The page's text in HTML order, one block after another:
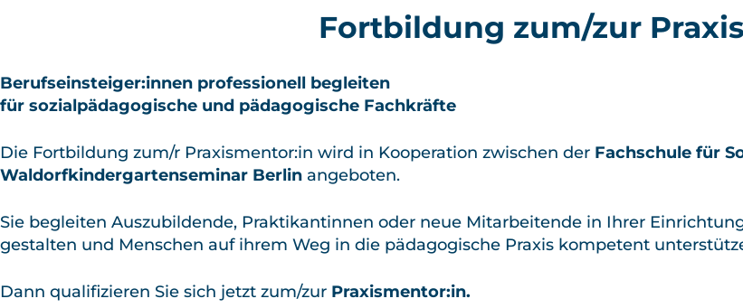
Fortbildung zum/zur
Berufseinsteiger:innen professionell begleiten
für sozialpädagogische und pädagogische Fachkräfte
Die Fortbildung zum/r Praxismentor:in wird in Kooperation zwischen der Fachschule für
Waldorfkindergartenseminar Berlin angeboten.
Sie begleiten Auszubildende, Praktikantinnen oder neue Mitarbeitende in Ihrer
gestalten und Menschen auf ihrem Weg in die pädagogische Praxis kompetent
Dann qualifizieren Sie sich jetzt zum/zur Praxismentor:in.